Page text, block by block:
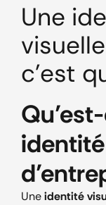
Une
visuelle
c'est
Uneidentité